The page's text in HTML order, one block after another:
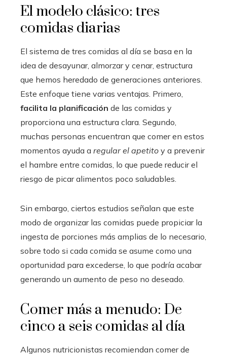
El modelo clásico: tres
comidas diarias
El sistema de tres comidas al día se basa en la
idea de desayunar, almorzar y cenar, estructura
que hemos heredado de generaciones anteriores.
Este enfoque tiene varias ventajas. Primero,
facilita la planificación de las comidas y
proporciona una estructura clara. Segundo,
muchas personas encuentran que comer en estos
momentos ayuda a regular el apetito y a prevenir
el hambre entre comidas, lo que puede reducir el
riesgo de picar alimentos poco saludables.
Sin embargo, ciertos estudios señalan que este
modo de organizar las comidas puede propiciar la
ingesta de porciones más amplias de lo necesario,
sobre todo si cada comida se asume como una
oportunidad para excederse, lo que podría acabar
generando un aumento de peso no deseado.
Comer más a menudo: De
cinco a seis comidas al día
Algunos nutricionistas recomiendan comer de